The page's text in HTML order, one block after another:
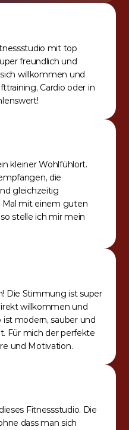
mit top
freundlich und
willkommen und
Cardio oder in
kleiner Wohlfühlort.
die
gleichzeitig
Mal mit einem guten
stelle ich mir mein
Die Stimmung ist super
willkommen und
modern, sauber und
Für mich der perfekte
und Motivation.
Fitnessstudio. Die
dass man sich